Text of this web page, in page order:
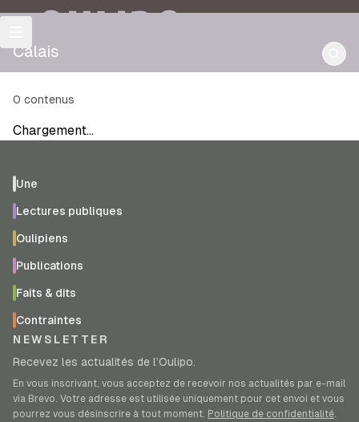
OULIPO
Calais
0 contenus
Chargement…
Une
Lectures publiques
Oulipiens
Publications
Faits & dits
Contraintes
NEWSLETTER
Recevez les actualités de l’Oulipo.
En vous inscrivant, vous acceptez de recevoir nos actualités par e-mail
via Brevo. Votre adresse est utilisée uniquement pour cet envoi et vous
pourrez vous désinscrire à tout moment. Politique de confidentialité.